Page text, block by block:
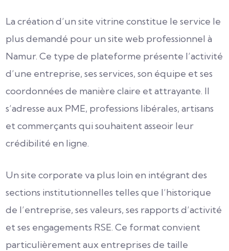
La création d’un site vitrine constitue le service le
plus demandé pour un site web professionnel à
Namur. Ce type de plateforme présente l’activité
d’une entreprise, ses services, son équipe et ses
coordonnées de manière claire et attrayante. Il
s’adresse aux PME, professions libérales, artisans
et commerçants qui souhaitent asseoir leur
crédibilité en ligne.
Un site corporate va plus loin en intégrant des
sections institutionnelles telles que l’historique
de l’entreprise, ses valeurs, ses rapports d’activité
et ses engagements RSE. Ce format convient
particulièrement aux entreprises de taille